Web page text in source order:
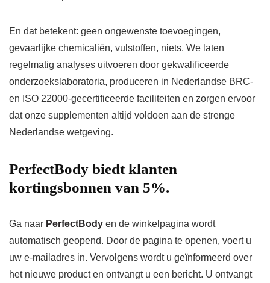
En dat betekent: geen ongewenste toevoegingen,
gevaarlijke chemicaliën, vulstoffen, niets. We laten
regelmatig analyses uitvoeren door gekwalificeerde
onderzoekslaboratoria, produceren in Nederlandse BRC-
en ISO 22000-gecertificeerde faciliteiten en zorgen ervoor
dat onze supplementen altijd voldoen aan de strenge
Nederlandse wetgeving.
PerfectBody biedt klanten
kortingsbonnen van 5%.
Ga naar PerfectBody en de winkelpagina wordt
automatisch geopend. Door de pagina te openen, voert u
uw e-mailadres in. Vervolgens wordt u geïnformeerd over
het nieuwe product en ontvangt u een bericht. U ontvangt